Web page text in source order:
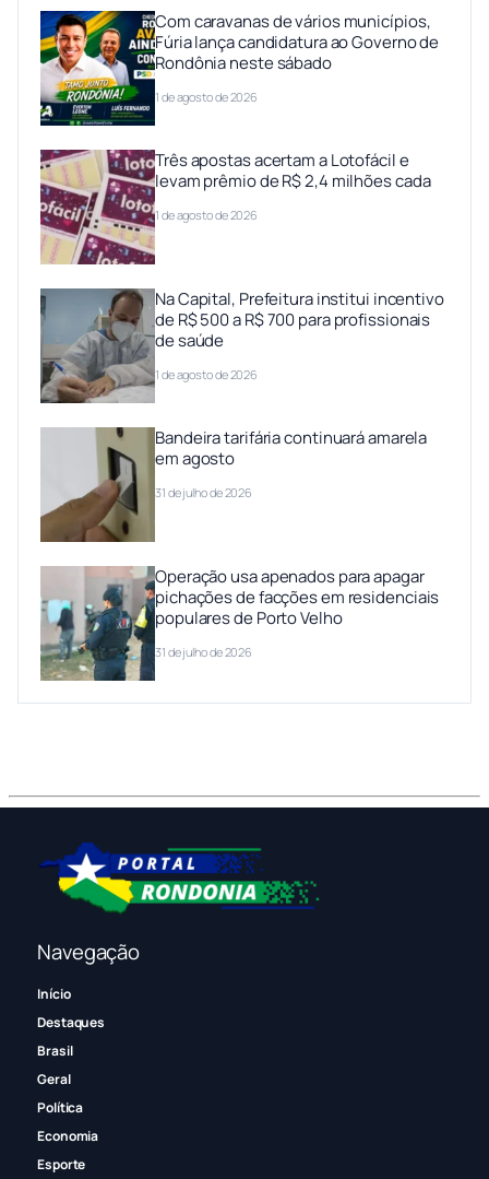
Com caravanas de vários municípios,
Fúria lança candidatura ao Governo de
Rondônia neste sábado
1 de agosto de 2026
Três apostas acertam a Lotofácil e
levam prêmio de R$ 2,4 milhões cada
1 de agosto de 2026
Na Capital, Prefeitura institui incentivo
de R$ 500 a R$ 700 para profissionais
de saúde
1 de agosto de 2026
Bandeira tarifária continuará amarela
em agosto
31 de julho de 2026
Operação usa apenados para apagar
pichações de facções em residenciais
populares de Porto Velho
31 de julho de 2026
Navegação
Início
Destaques
Brasil
Geral
Política
Economia
Esporte